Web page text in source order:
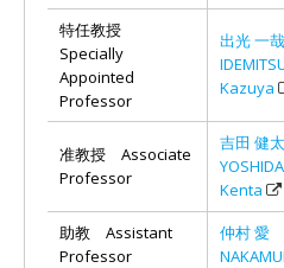
特任教授
Specially
Appointed
Professor
出光 一
Kazuya
准教授 Associate
Professor
吉田 健
YOSHIDA
Kenta
助教 Assistant
Professor
仲村 愛